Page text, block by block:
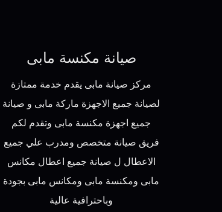
صيانة مكنسة مابى
مركز صيانة مابى يقدم خدمة ممتازة
لصيانة جميع الاجهزة ماركة مابى و صيانة
جميع اجهزة مكنسة مابى وتقدم لكم
فريق صيانة متخصص ومدرب علي جميع
الاعطال ل صيانة جميع اعطال مكانس
مابى ومكنسة مابى ومكانس مابى بجودة
وباحترافية عالية